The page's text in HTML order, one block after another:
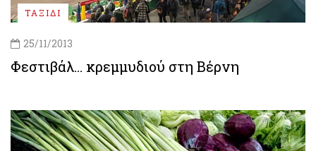
ΤΑΞΙΔΙ
25/11/2013
Φεστιβάλ… κρεμμυδιού στη Βέρνη